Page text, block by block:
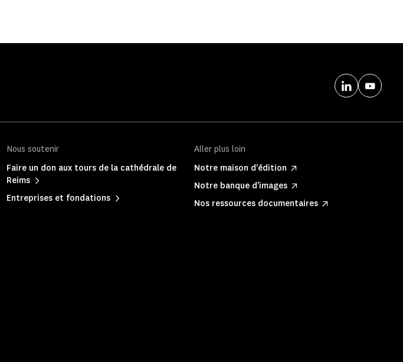
Nous soutenir
Faire un don aux tours de la cathédrale de
Reims
Entreprises et fondations
Aller plus loin
Notre maison d'édition
Notre banque d'images
Nos ressources documentaires